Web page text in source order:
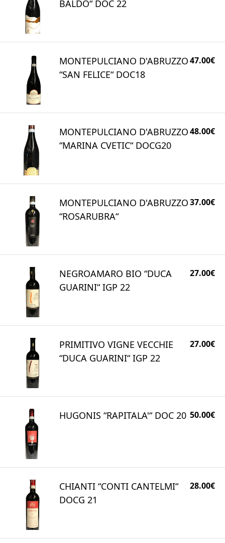
BALDO“ DOC 22
MONTEPULCIANO D'ABRUZZO
“SAN FELICE“ DOC18
47.00€
MONTEPULCIANO D'ABRUZZO
“MARINA CVETIC“ DOCG20
48.00€
MONTEPULCIANO D'ABRUZZO
“ROSARUBRA“
37.00€
NEGROAMARO BIO “DUCA
GUARINI“ IGP 22
27.00€
PRIMITIVO VIGNE VECCHIE
“DUCA GUARINI“ IGP 22
27.00€
HUGONIS “RAPITALA'“ DOC 20 50.00€
CHIANTI “CONTI CANTELMI“
DOCG 21
28.00€